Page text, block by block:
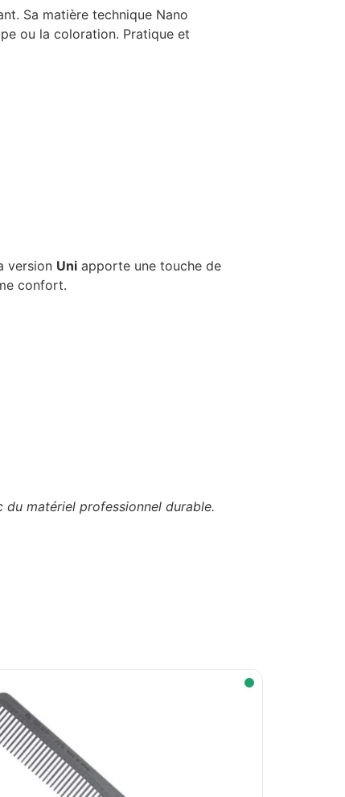
Sa matière technique Nano
ou la coloration. Pratique et
version Uni apporte une touche de
confort.
matériel professionnel durable.